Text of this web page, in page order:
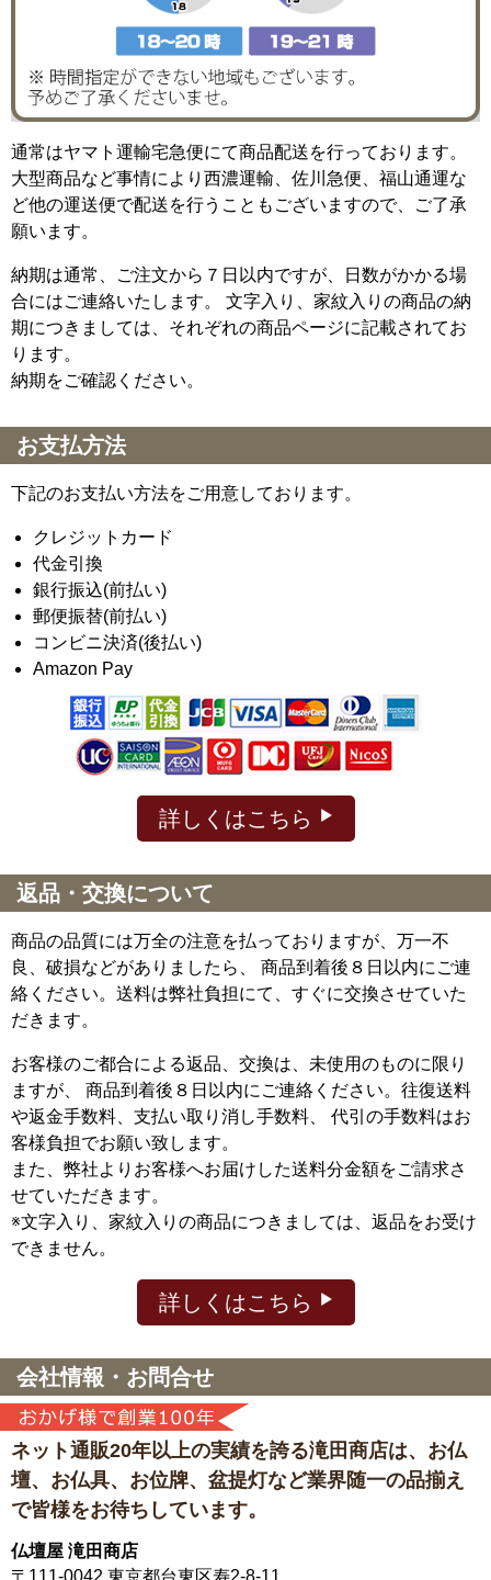
通常はヤマト運輸宅急便にて商品配送を行っております。
大型商品など事情により西濃運輸、佐川急便、福山通運な
ど他の運送便で配送を行うこともございますので、ご了承
願います。
納期は通常、ご注文から７日以内ですが、日数がかかる場
合にはご連絡いたします。 文字入り、家紋入りの商品の納
期につきましては、それぞれの商品ページに記載されてお
ります。
納期をご確認ください。
お支払方法
下記のお支払い方法をご用意しております。
クレジットカード
代金引換
銀行振込(前払い)
郵便振替(前払い)
コンビニ決済(後払い)
Amazon Pay
詳しくはこちら
返品・交換について
商品の品質には万全の注意を払っておりますが、万一不
良、破損などがありましたら、 商品到着後８日以内にご連
絡ください。送料は弊社負担にて、すぐに交換させていた
だきます。
お客様のご都合による返品、交換は、未使用のものに限り
ますが、
商品到着後８日以内にご連絡ください。往復送料
や返金手数料、支払い取り消し手数料、 代引の手数料はお
客様負担でお願い致します。
また、弊社よりお客様へお届けした送料分金額をご請求さ
せていただきます。
※文字入り、家紋入りの商品につきましては、返品をお受け
できません。
詳しくはこちら
会社情報・お問合せ
ネット通販20年以上の実績を誇る滝田商店は、 お仏
壇、お仏具、お位牌、盆提灯など業界随一の品揃え
で皆様をお待ちしています。
仏壇屋 滝田商店
〒111-0042 東京都台東区寿2-8-11